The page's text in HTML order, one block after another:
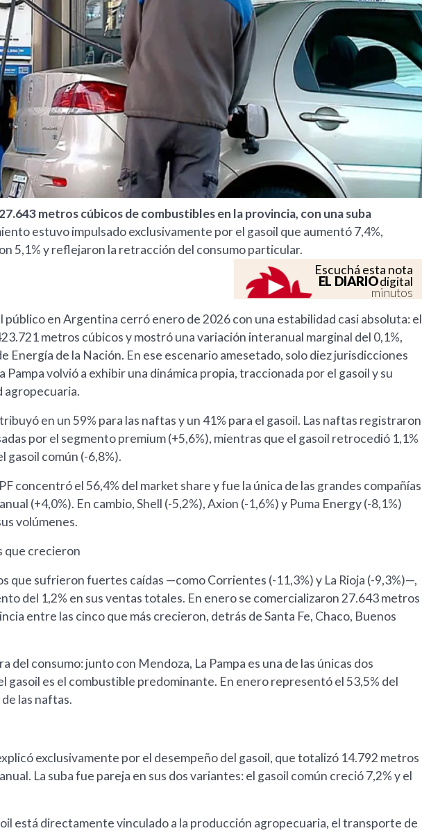
metros cúbicos de combustibles en la provincia, con una suba
estuvo impulsado exclusivamente por el gasoil que aumentó 7,4%,
5,1% y reflejaron la retracción del consumo particular.
Escuchá esta nota
EL DIARIOdigital
minutos
público en Argentina cerró enero de 2026 con una estabilidad casi absoluta: el
metros cúbicos y mostró una variación interanual marginal del 0,1%,
Energía de la Nación. En ese escenario amesetado, solo diez jurisdicciones
volvió a exhibir una dinámica propia, traccionada por el gasoil y su
agropecuaria.
en un 59% para las naftas y un 41% para el gasoil. Las naftas registraron
por el segmento premium (+5,6%), mientras que el gasoil retrocedió 1,1%
gasoil común (-6,8%).
concentró el 56,4% del market share y fue la única de las grandes compañías
(+4,0%). En cambio, Shell (-5,2%), Axion (-1,6%) y Puma Energy (-8,1%)
volúmenes.
que crecieron
que sufrieron fuertes caídas —como Corrientes (-11,3%) y La Rioja (-9,3%)—,
del 1,2% en sus ventas totales. En enero se comercializaron 27.643 metros
entre las cinco que más crecieron, detrás de Santa Fe, Chaco, Buenos
del consumo: junto con Mendoza, La Pampa es una de las únicas dos
gasoil es el combustible predominante. En enero representó el 53,5% del
las naftas.
exclusivamente por el desempeño del gasoil, que totalizó 14.792 metros
La suba fue pareja en sus dos variantes: el gasoil común creció 7,2% y el
está directamente vinculado a la producción agropecuaria, el transporte de